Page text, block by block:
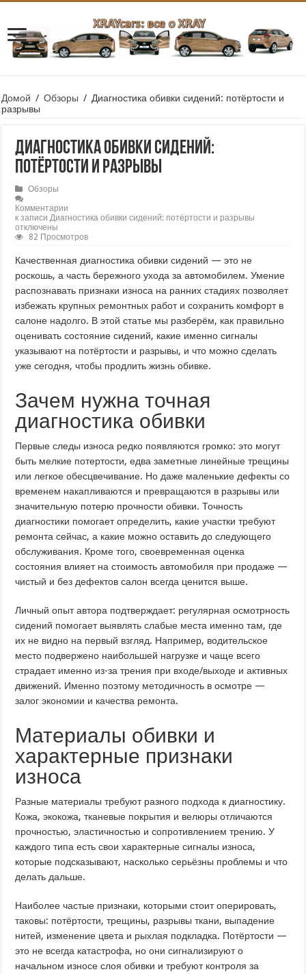
Домой / Обзоры / Диагностика обивки сидений: потёртости и
разрывы
Диагностика обивки сидений:
потёртости и разрывы
Обзоры
Комментарии
к записи Диагностика обивки сидений: потёртости и разрывы
отключены
82 Просмотров
Качественная диагностика обивки сидений — это не
роскошь, а часть бережного ухода за автомобилем. Умение
распознавать признаки износа на ранних стадиях позволяет
избежать крупных ремонтных работ и сохранить комфорт в
салоне надолго. В этой статье мы разберём, как правильно
оценивать состояние сидений, какие именно сигналы
указывают на потёртости и разрывы, и что можно сделать
уже сегодня, чтобы продлить жизнь обивке.
Зачем нужна точная
диагностика обивки
Первые следы износа редко появляются громко: это могут
быть мелкие потертости, едва заметные линейные трещины
или легкое обесцвечивание. Но даже маленькие дефекты со
временем накапливаются и превращаются в разрывы или
значительную потерю прочности обивки. Точность
диагностики помогает определить, какие участки требуют
ремонта сейчас, а какие можно оставить до следующего
обслуживания. Кроме того, своевременная оценка
состояния влияет на стоимость автомобиля при продаже —
чистый и без дефектов салон всегда ценится выше.
Личный опыт автора подтверждает: регулярная осмотрность
сидений помогает выявлять слабые места именно там, где
их не видно на первый взгляд. Например, водительское
место подвержено наибольшей нагрузке и чаще всего
страдает именно из-за трения при входе/выходе и активных
движений. Именно поэтому методичность в осмотре —
залог экономии и качества ремонта.
Материалы обивки и
характерные признаки
износа
Разные материалы требуют разного подхода к диагностику.
Кожа, экокожа, тканевые покрытия и велюры отличаются
прочностью, эластичностью и сопротивлением трению. У
каждого типа есть свои характерные сигналы износа,
которые подсказывают, насколько серьёзны проблемы и что
делать дальше.
Наиболее частые признаки, которыми стоит оперировать,
таковы: потёртости, трещины, разрывы ткани, выпадение
нитей, изменение цвета и рыхлая подкладка. Потёртости —
это не всегда катастрофа, но они сигнализируют о
начальном износе слоя обивки и требуют контроля за